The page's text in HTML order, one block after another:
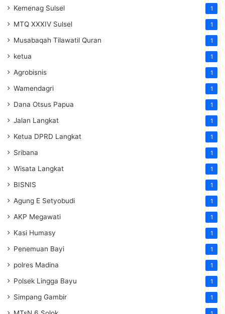
Kemenag Sulsel 1
MTQ XXXIV Sulsel 1
Musabaqah Tilawatil Quran 1
ketua 1
Agrobisnis 1
Wamendagri 1
Dana Otsus Papua 1
Jalan Langkat 1
Ketua DPRD Langkat 1
Sribana 1
Wisata Langkat 1
BISNIS 1
Agung E Setyobudi 1
AKP Megawati 1
Kasi Humasy 1
Penemuan Bayi 1
polres Madina 1
Polsek Lingga Bayu 1
Simpang Gambir 1